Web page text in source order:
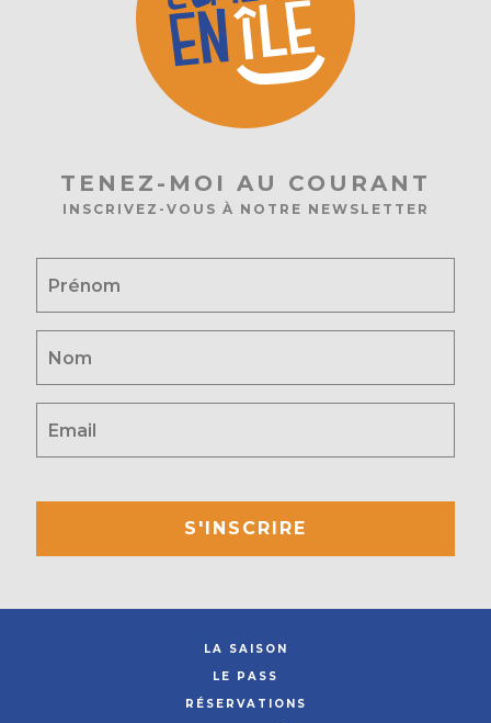
TENEZ-MOI AU COURANT
INSCRIVEZ-VOUS À NOTRE NEWSLETTER
S'INSCRIRE
LA SAISON
LE PASS
RÉSERVATIONS